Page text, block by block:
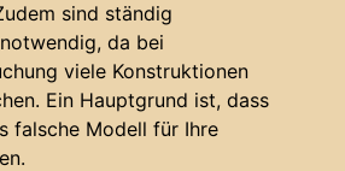
sind ständig
da bei
viele Konstruktionen
Ein Hauptgrund ist, dass
falsche Modell für Ihre